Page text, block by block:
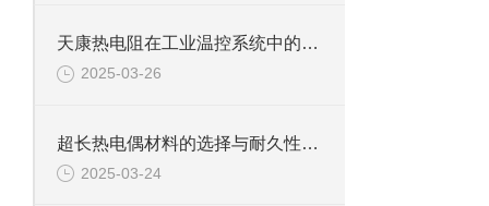
天康热电阻在工业温控系统中的应用与优化
2025-03-26
超长热电偶材料的选择与耐久性分析
2025-03-24